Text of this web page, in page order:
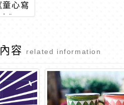
心寫
》
容 related information